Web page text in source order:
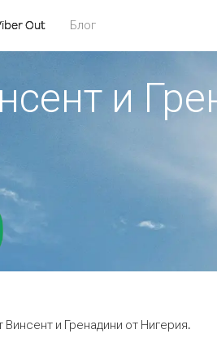
Out Блог
и
и Гренадини от Нигерия.